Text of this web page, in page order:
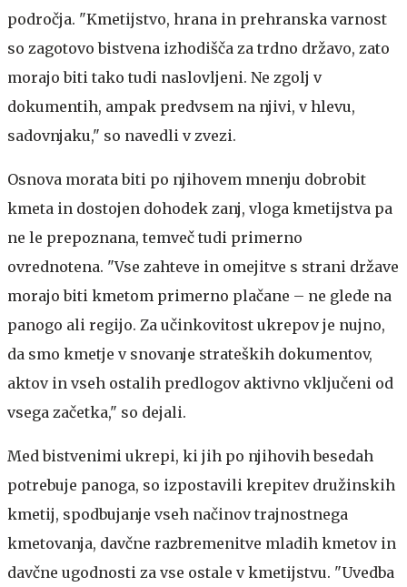
področja. "Kmetijstvo, hrana in prehranska varnost
so zagotovo bistvena izhodišča za trdno državo, zato
morajo biti tako tudi naslovljeni. Ne zgolj v
dokumentih, ampak predvsem na njivi, v hlevu,
sadovnjaku," so navedli v zvezi.
Osnova morata biti po njihovem mnenju dobrobit
kmeta in dostojen dohodek zanj, vloga kmetijstva pa
ne le prepoznana, temveč tudi primerno
ovrednotena. "Vse zahteve in omejitve s strani države
morajo biti kmetom primerno plačane – ne glede na
panogo ali regijo. Za učinkovitost ukrepov je nujno,
da smo kmetje v snovanje strateških dokumentov,
aktov in vseh ostalih predlogov aktivno vključeni od
vsega začetka," so dejali.
Med bistvenimi ukrepi, ki jih po njihovih besedah
potrebuje panoga, so izpostavili krepitev družinskih
kmetij, spodbujanje vseh načinov trajnostnega
kmetovanja, davčne razbremenitve mladih kmetov in
davčne ugodnosti za vse ostale v kmetijstvu. "Uvedba